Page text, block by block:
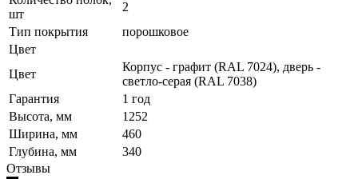
шт
2
Тип покрытия
порошковое
Цвет
Цвет
Корпус - графит (RAL 7024), дверь -
светло-серая (RAL 7038)
Гарантия
1 год
Высота, мм
1252
Ширина, мм
460
Глубина, мм
340
Отзывы